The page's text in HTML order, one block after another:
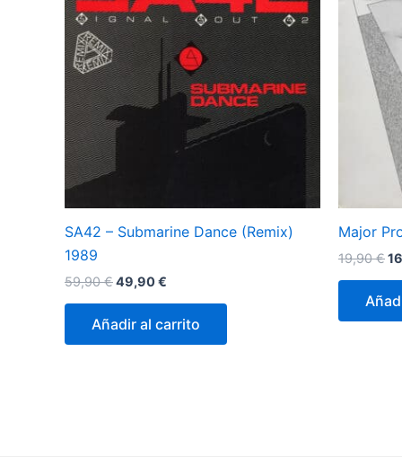
SA42 – Submarine Dance (Remix)
1989
59,90€El
era:
59,90 €.
49,90€
es:
49,90 €.
Añadir al carrito
Major
19,90€El